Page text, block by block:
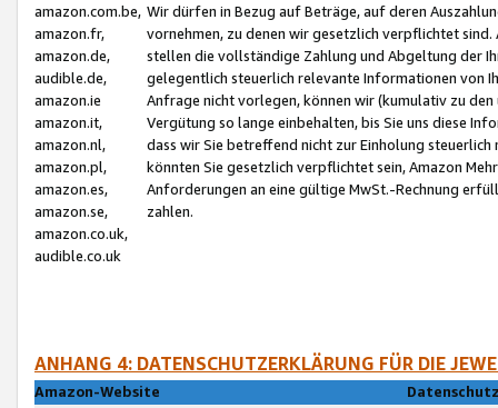
amazon.com.be,
amazon.fr,
amazon.de,
audible.de,
amazon.ie
amazon.it,
amazon.nl,
amazon.pl,
amazon.es,
amazon.se,
amazon.co.uk,
audible.co.uk
Wir dürfen in Bezug auf Beträge, auf deren
vornehmen, zu denen wir gesetzlich verpflichtet
stellen die vollständige Zahlung und Abgeltung der
gelegentlich steuerlich relevante Informationen von
Anfrage nicht vorlegen, können wir (kumulativ zu
Vergütung so lange einbehalten, bis Sie uns diese
dass wir Sie betreffend nicht zur Einholung
könnten Sie gesetzlich verpflichtet sein, Amazon
Anforderungen an eine gültige MwSt.-Rechnung
zahlen.
ANHANG 4: DATENSCHUTZERKLÄRUNG FÜR DIE
Amazon-Website